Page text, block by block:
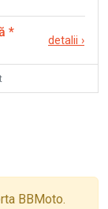
*
detalii ›
BBMoto.